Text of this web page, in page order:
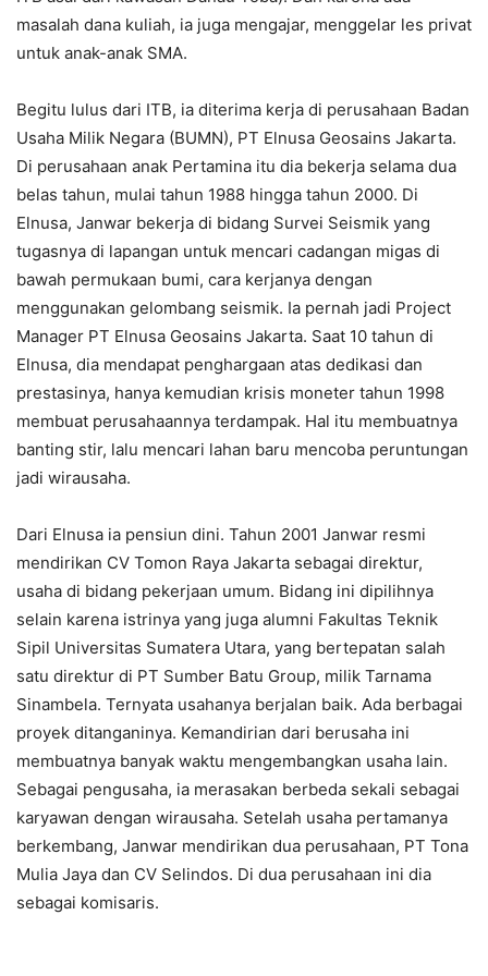
masalah dana kuliah, ia juga mengajar, menggelar les privat
untuk anak-anak SMA.
Begitu lulus dari ITB, ia diterima kerja di perusahaan Badan
Usaha Milik Negara (BUMN), PT Elnusa Geosains Jakarta.
Di perusahaan anak Pertamina itu dia bekerja selama dua
belas tahun, mulai tahun 1988 hingga tahun 2000. Di
Elnusa, Janwar bekerja di bidang Survei Seismik yang
tugasnya di lapangan untuk mencari cadangan migas di
bawah permukaan bumi, cara kerjanya dengan
menggunakan gelombang seismik. Ia pernah jadi Project
Manager PT Elnusa Geosains Jakarta. Saat 10 tahun di
Elnusa, dia mendapat penghargaan atas dedikasi dan
prestasinya, hanya kemudian krisis moneter tahun 1998
membuat perusahaannya terdampak. Hal itu membuatnya
banting stir, lalu mencari lahan baru mencoba peruntungan
jadi wirausaha.
Dari Elnusa ia pensiun dini. Tahun 2001 Janwar resmi
mendirikan CV Tomon Raya Jakarta sebagai direktur,
usaha di bidang pekerjaan umum. Bidang ini dipilihnya
selain karena istrinya yang juga alumni Fakultas Teknik
Sipil Universitas Sumatera Utara, yang bertepatan salah
satu direktur di PT Sumber Batu Group, milik Tarnama
Sinambela. Ternyata usahanya berjalan baik. Ada berbagai
proyek ditanganinya. Kemandirian dari berusaha ini
membuatnya banyak waktu mengembangkan usaha lain.
Sebagai pengusaha, ia merasakan berbeda sekali sebagai
karyawan dengan wirausaha. Setelah usaha pertamanya
berkembang, Janwar mendirikan dua perusahaan, PT Tona
Mulia Jaya dan CV Selindos. Di dua perusahaan ini dia
sebagai komisaris.